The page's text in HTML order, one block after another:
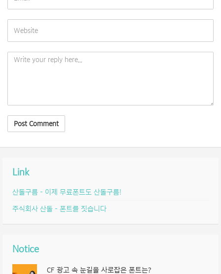
Link
산돌구름 – 이제 무료폰트도 산돌구름!
주식회사 산돌 – 폰트를 짓습니다
Notice
CF 광고 속 눈길을 사로잡은 폰트는?